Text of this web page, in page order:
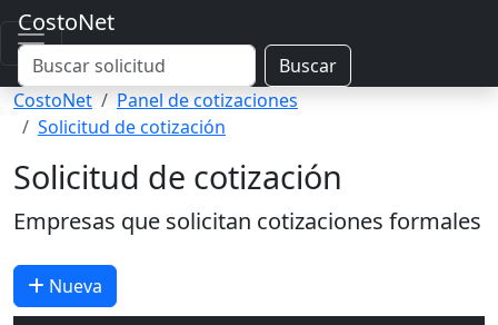
CostoNet
Buscar
CostoNet
Panel de cotizaciones
Solicitud de cotización
Solicitud de cotización
Empresas que solicitan cotizaciones formales
Nueva